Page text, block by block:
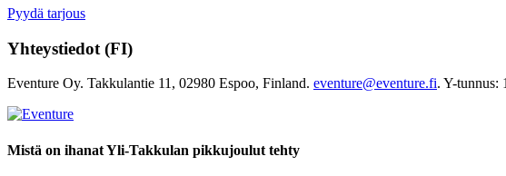
Pyydä tarjous
Yhteystiedot (FI)
Eventure Oy. Takkulantie 11, 02980 Espoo, Finland. eventure@eventure.fi. Y-tunnus:
Mistä on ihanat Yli-Takkulan pikkujoulut tehty